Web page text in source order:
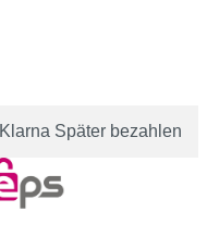
Klarna Später bezahlen